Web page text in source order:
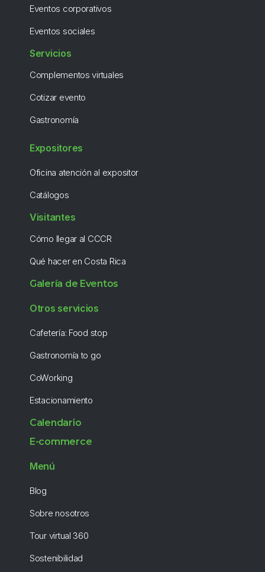
Eventos corporativos
Eventos sociales
Servicios
Complementos virtuales
Cotizar evento
Gastronomía
Expositores
Oficina atención al expositor
Catálogos
Visitantes
Cómo llegar al CCCR
Qué hacer en Costa Rica
Galería de Eventos
Otros servicios
Cafetería: Food stop
Gastronomía to go
CoWorking
Estacionamiento
Calendario
E-commerce
Menú
Blog
Sobre nosotros
Tour virtual 360
Sostenibilidad